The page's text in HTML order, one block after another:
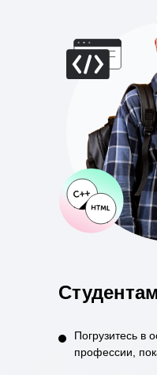
Погрузитесь в
профессии,
Студентам